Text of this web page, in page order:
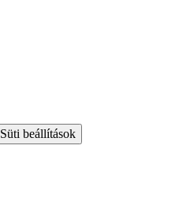
Süti beállítások